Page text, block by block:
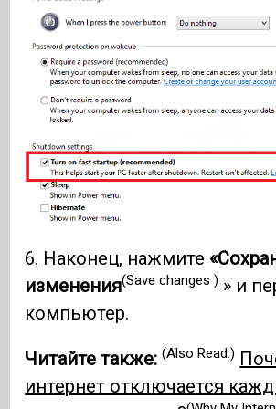
6. Наконец, нажмите
изменения(Save changes ) » и
компьютер.
Читайте также:(Also Read:)
интернет отключается